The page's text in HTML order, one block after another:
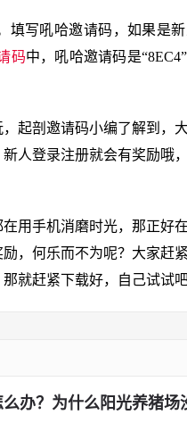
填写吼哈邀请码，如果是
码中，吼哈邀请码是
起剖邀请码小编了解到，
人登录注册就会有奖励哦
用手机消磨时光，那正好
，何乐而不为呢？大家赶
就赶紧下载好，自己试试吧
办？为什么阳光养猪场